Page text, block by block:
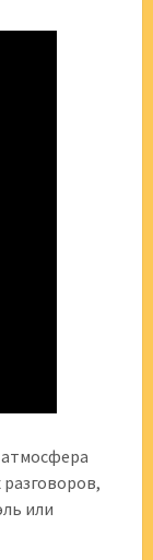
разговоров,
или